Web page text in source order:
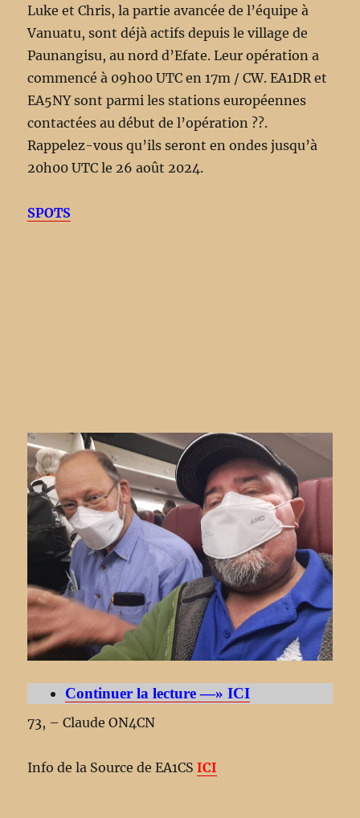
Luke et Chris, la partie avancée de l’équipe à
Vanuatu, sont déjà actifs depuis le village de
Paunangisu, au nord d’Efate. Leur opération a
commencé à 09h00 UTC en 17m / CW. EA1DR et
EA5NY sont parmi les stations européennes
contactées au début de l’opération ??.
Rappelez-vous qu’ils seront en ondes jusqu’à
20h00 UTC le 26 août 2024.
SPOTS
Continuer la lecture —» ICI
73, – Claude ON4CN
Info de la Source de EA1CSICI